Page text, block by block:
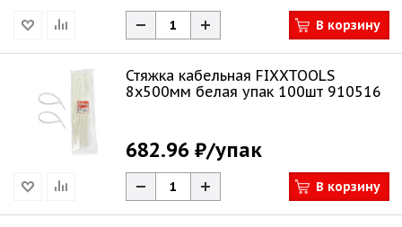
В корзину
Стяжка кабельная FIXXTOOLS
8х500мм белая упак 100шт 910516
682.96 ₽/упак
В корзину